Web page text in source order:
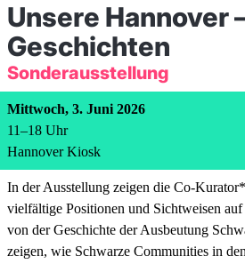
Unsere Hannover
Geschichten
Sonderausstellung
Mittwoch, 3. Juni 2026
11–18 Uhr
Hannover Kiosk
In der Ausstellung zeigen die Co-
vielfältige Positionen und Sichtweisen
von der Geschichte der Ausbeutung
zeigen, wie Schwarze Communities in